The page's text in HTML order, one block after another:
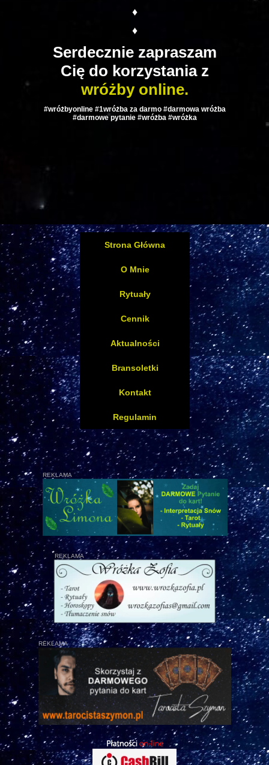
♦
♦
Serdecznie zapraszam
Cię do korzystania z
wróżby online.
#wróżbyonline #1wróżba za darmo #darmowa wróżba
#darmowe pytanie #wróżba #wróżka
Strona Główna
O Mnie
Rytuały
Cennik
Aktualności
Bransoletki
Kontakt
Regulamin
REKLAMA
REKLAMA
REKLAMA